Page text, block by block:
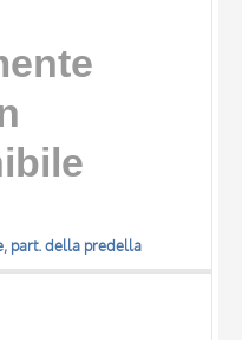
part. della predella